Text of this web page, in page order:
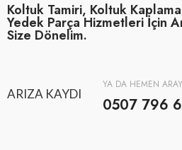
Koltuk Tamiri, Koltuk
Yedek Parça Hizmetleri İçin
Size Dönelim.
ARIZA KAYDI
YA DA HEMEN
0507 796